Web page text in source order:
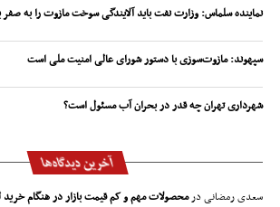
نماینده سلماس: وزارت نفت باید آلایندگی سوخت مازوت را به صفر
سپهوند:‌ مازوت‌سوزی با دستور شورای عالی امنیت ملی است
شهرداری تهران چه قدر در بحران آب مسئول است؟
آخرین دیدگاه‌ها
سعدی رمضانیدرمحصولات مهم و کم قیمت بازار در هنگام خرید